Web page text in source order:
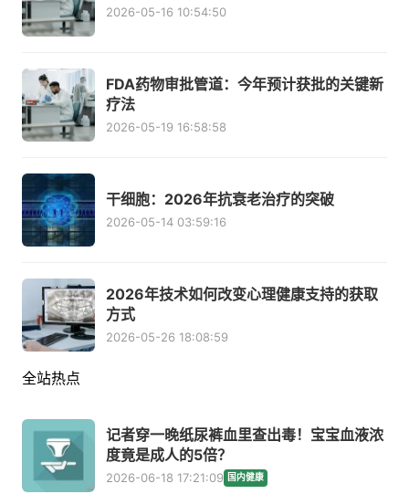
2026-05-16 10:54:50
FDA药物审批管道：今年预计获批的关键新
疗法
2026-05-19 16:58:58
干细胞：2026年抗衰老治疗的突破
2026-05-14 03:59:16
2026年技术如何改变心理健康支持的获取
方式
2026-05-26 18:08:59
全站热点
记者穿一晚纸尿裤血里查出毒！宝宝血液浓
度竟是成人的5倍？
2026-06-18 17:21:09 国内健康